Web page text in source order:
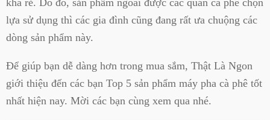
lựa sử dụng thì các gia đình cũng đang rất ưa chuộng các
dòng sản phẩm này.
Để giúp bạn dễ dàng hơn trong mua sắm, Thật Là Ngon
giới thiệu đến các bạn Top 5 sản phẩm máy pha cà phê tốt
nhất hiện nay. Mời các bạn cùng xem qua nhé.